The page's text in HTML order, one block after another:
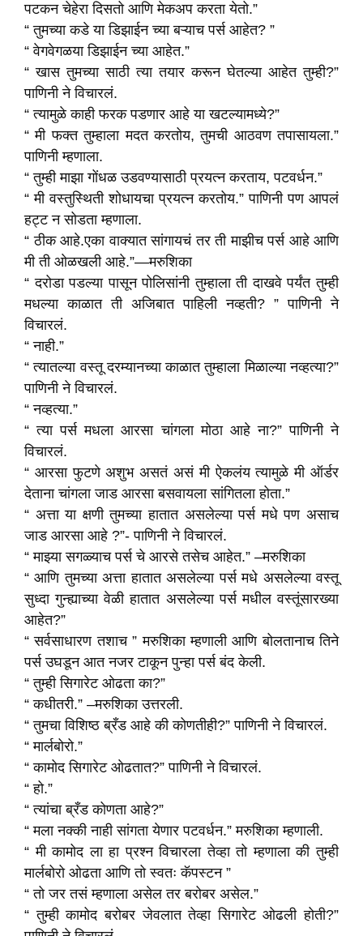
पटकन चेहेरा दिसतो आणि मेकअप करता येतो.”
“ तुमच्या कडे या डिझाईन च्या बऱ्याच पर्स आहेत? ”
“ वेगवेगळया डिझाईन च्या आहेत.”
“ खास तुमच्या साठी त्या तयार करून घेतल्या आहेत तुम्ही?”
पाणिनी ने विचारलं.
“ त्यामुळे काही फरक पडणार आहे या खटल्यामध्ये?”
“ मी फक्त तुम्हाला मदत करतोय, तुमची आठवण तपासायला.”
पाणिनी म्हणाला.
“ तुम्ही माझा गोंधळ उडवण्यासाठी प्रयत्न करताय, पटवर्धन.”
“ मी वस्तुस्थिती शोधायचा प्रयत्न करतोय.” पाणिनी पण आपलं
हट्ट न सोडता म्हणाला.
“ ठीक आहे.एका वाक्यात सांगायचं तर ती माझीच पर्स आहे आणि
मी ती ओळखली आहे.”—मरुशिका
“ दरोडा पडल्या पासून पोलिसांनी तुम्हाला ती दाखवे पर्यंत तुम्ही
मधल्या काळात ती अजिबात पाहिली नव्हती? ” पाणिनी ने
विचारलं.
“ नाही.”
“ त्यातल्या वस्तू दरम्यानच्या काळात तुम्हाला मिळाल्या नव्हत्या?”
पाणिनी ने विचारलं.
“ नव्हत्या.”
“ त्या पर्स मधला आरसा चांगला मोठा आहे ना?” पाणिनी ने
विचारलं.
“ आरसा फुटणे अशुभ असतं असं मी ऐकलंय त्यामुळे मी ऑर्डर
देताना चांगला जाड आरसा बसवायला सांगितला होता.”
“ अत्ता या क्षणी तुमच्या हातात असलेल्या पर्स मधे पण असाच
जाड आरसा आहे ?”- पाणिनी ने विचारलं.
“ माझ्या सगळ्याच पर्स चे आरसे तसेच आहेत.” –मरुशिका
“ आणि तुमच्या अत्ता हातात असलेल्या पर्स मधे असलेल्या वस्तू
सुध्दा गुन्ह्याच्या वेळी हातात असलेल्या पर्स मधील वस्तूंसारख्या
आहेत?”
“ सर्वसाधारण तशाच ” मरुशिका म्हणाली आणि बोलतानाच तिने
पर्स उघडून आत नजर टाकून पुन्हा पर्स बंद केली.
“ तुम्ही सिगारेट ओढता का?”
“ कधीतरी.” –मरुशिका उत्तरली.
“ तुमचा विशिष्ठ ब्रँड आहे की कोणतीही?” पाणिनी ने विचारलं.
“ मार्लबोरो.”
“ कामोद सिगारेट ओढतात?” पाणिनी ने विचारलं.
“ हो.”
“ त्यांचा ब्रँड कोणता आहे?”
“ मला नक्की नाही सांगता येणार पटवर्धन.” मरुशिका म्हणाली.
“ मी कामोद ला हा प्रश्न विचारला तेव्हा तो म्हणाला की तुम्ही
मार्लबोरो ओढता आणि तो स्वतः कॅपस्टन ”
“ तो जर तसं म्हणाला असेल तर बरोबर असेल.”
“ तुम्ही कामोद बरोबर जेवलात तेव्हा सिगारेट ओढली होती?”